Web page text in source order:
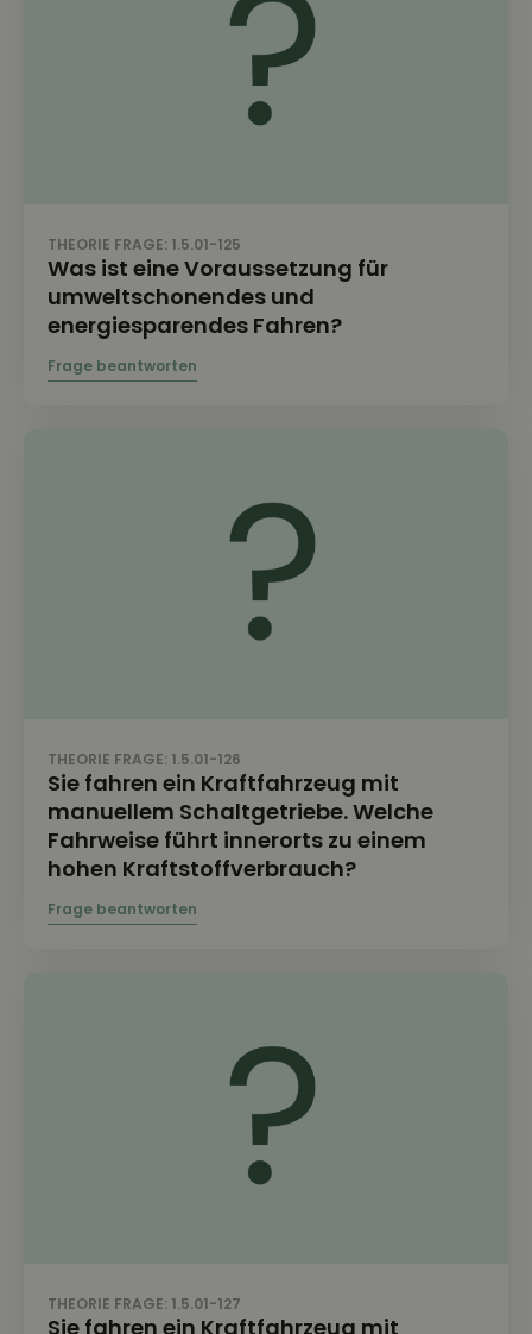
THEORIE FRAGE: 1.5.01-125
Was ist eine Voraussetzung für
umweltschonendes und
energiesparendes Fahren?
THEORIE FRAGE: 1.5.01-126
Sie fahren ein Kraftfahrzeug mit
manuellem Schaltgetriebe. Welche
Fahrweise führt innerorts zu einem
hohen Kraftstoffverbrauch?
THEORIE FRAGE: 1.5.01-127
Sie fahren ein Kraftfahrzeug mit